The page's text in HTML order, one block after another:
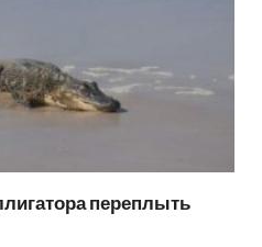
переплыть